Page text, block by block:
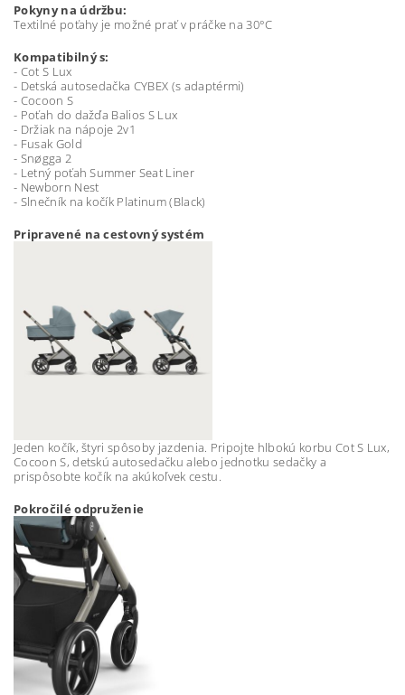
Pokyny na údržbu:
Textilné poťahy je možné prať v práčke na 30°C
Kompatibilný s:
- Cot S Lux
- Detská autosedačka CYBEX (s adaptérmi)
- Cocoon S
- Poťah do dažďa Balios S Lux
- Držiak na nápoje 2v1
- Fusak Gold
- Snøgga 2
- Letný poťah Summer Seat Liner
- Newborn Nest
- Slnečník na kočík Platinum (Black)
Pripravené na cestovný systém
Jeden kočík, štyri spôsoby jazdenia. Pripojte hlbokú korbu Cot S Lux,
Cocoon S, detskú autosedačku alebo jednotku sedačky a
prispôsobte kočík na akúkoľvek cestu.
Pokročilé odpruženie